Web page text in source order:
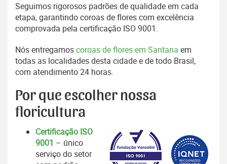
Seguimos rigorosos padrões de qualidade em cada
etapa, garantindo coroas de flores com excelência
comprovada pela certificação ISO 9001.
Nós entregamoscoroas de flores em Santana em
todas as localidades desta cidade e de todo Brasil,
com atendimento 24 horas.
Por que escolher nossa
floricultura
Certificação ISO
9001 – único
serviço do setor